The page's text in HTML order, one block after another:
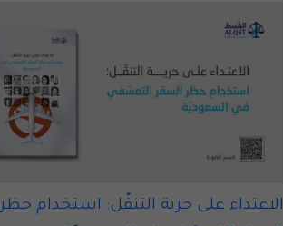
الاعتداء على حرية التنقّل: استخدام حظر